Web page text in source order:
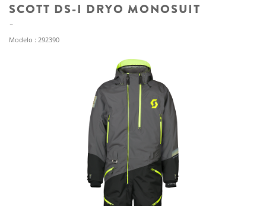
SCOTT DS-I DRYO MONOSUIT
Modelo : 292390